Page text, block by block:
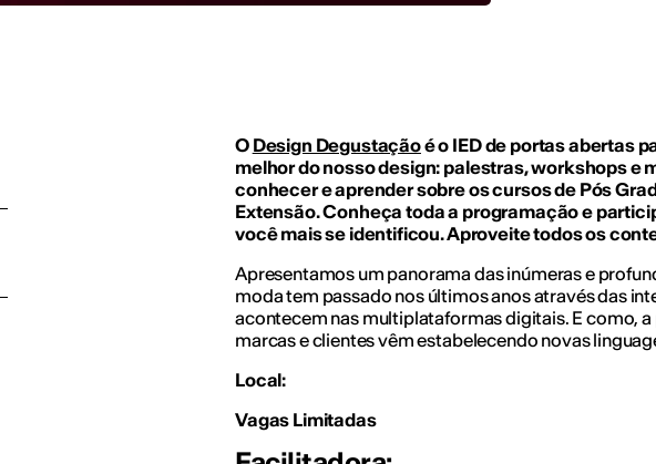
O Design Degustaçãoé o IED de portas abertas
melhor do nosso design: palestras, workshops e
conhecer e aprender sobre os cursos de Pós
Extensão. Conheça toda a programação e
você mais se identificou. Aproveite todos os
Apresentamos um panorama das inúmeras e
moda tem passado nos últimos anos através das
acontecem nas multiplataformas digitais. E como,
marcas e clientes vêm estabelecendo novas
Local:
Vagas Limitadas